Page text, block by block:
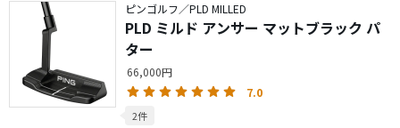
ピンゴルフ／PLD MILLED
PLD ミルド アンサー マットブラック パ
ター
66,000円
7.0
2件